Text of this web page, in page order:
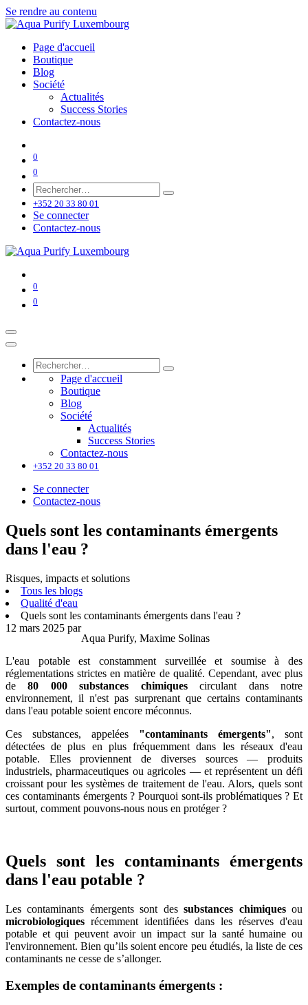
Se rendre au contenu
Page d'accueil
Boutique
Blog
Société
Actualités
Success Stories
Contactez-nous
0
0
+352 20 33 80 01
Se connecter
Contactez-nous
0
0
Page d'accueil
Boutique
Blog
Société
Actualités
Success Stories
Contactez-nous
+352 20 33 80 01
Se connecter
Contactez-nous
Quels sont les contaminants émergents
dans l'eau ?
Risques, impacts et solutions
Tous les blogs
Qualité d'eau
Quels sont les contaminants émergents dans l'eau ?
12 mars 2025 par
Aqua Purify, Maxime Solinas
L'eau potable est constamment surveillée et soumise à des
réglementations strictes en matière de qualité. Cependant, avec plus
de80 000 substances chimiquescirculant dans notre
environnement, il n'est pas surprenant que certains contaminants
dans l'eau potable soient encore méconnus.
Ces substances, appelées "contaminants émergents", sont
détectées de plus en plus fréquemment dans les réseaux d'eau
potable. Elles proviennent de diverses sources — produits
industriels, pharmaceutiques ou agricoles — et représentent un défi
croissant pour les systèmes de traitement de l'eau. Alors, quels sont
ces contaminants émergents ? Pourquoi sont-ils problématiques ? Et
surtout, comment pouvons-nous nous en protéger ?
Quels sont les contaminants émergents
dans l'eau potable ?
Les contaminants émergents sont dessubstances chimiquesou
microbiologiques récemment identifiées dans les réserves d'eau
potable et qui peuvent avoir un impact sur la santé humaine ou
l'environnement. Bien qu’ils soient encore peu étudiés, la liste de ces
contaminants ne cesse de s’allonger.
Exemples de contaminants émergents :